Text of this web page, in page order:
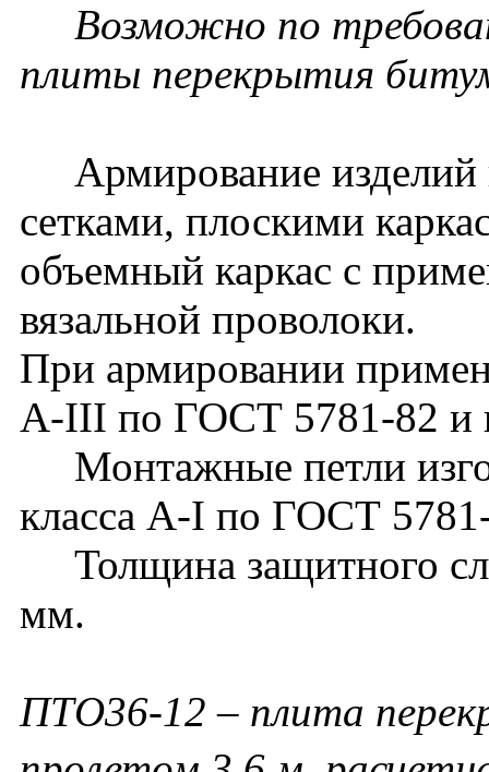
Возможно по
плиты перекрытия
Армирование изделий
сетками, плоскими
объемный каркас с
вязальной проволоки.
При армировании
А-III по ГОСТ 5781-82 и
Монтажные петли
класса А-I по ГОСТ
Толщина защитного
мм.
ПТО36-12 – плита